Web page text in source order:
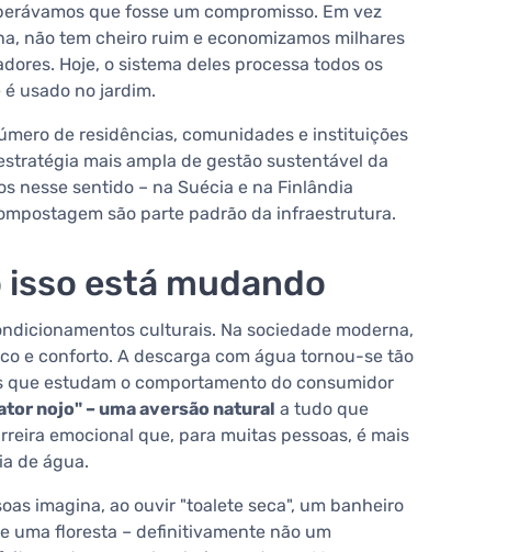
que fosse um compromisso. Em vez
não tem cheiro ruim e economizamos milhares
Hoje, o sistema deles processa todos os
usado no jardim.
de residências, comunidades e instituições
mais ampla de gestão sustentável da
nesse sentido – na Suécia e na Finlândia
são parte padrão da infraestrutura.
isso está mudando
culturais. Na sociedade moderna,
e conforto. A descarga com água tornou-se tão
estudam o comportamento do consumidor
nojo" – uma aversão natural a tudo que
emocional que, para muitas pessoas, é mais
de água.
imagina, ao ouvir "toalete seca", um banheiro
uma floresta – definitivamente não um